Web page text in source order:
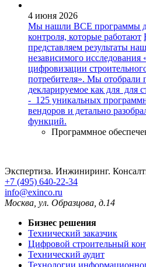
4 июня 2026
Мы нашли ВСЕ программы
контроля, которые работают
представляем результаты
независимого
цифровизации
потребителя». Мы отобрали
декларируемое как для для
- 125 уникальных
вендоров и детально
функций.
Программное
Экспертиза. Инжиниринг.
+7 (495) 640-22-34
info@exinco.ru
Москва ул. Образцова, д.14
Бизнес решения
Технический заказчик
Цифровой строительный
Технический аудит
Технологии